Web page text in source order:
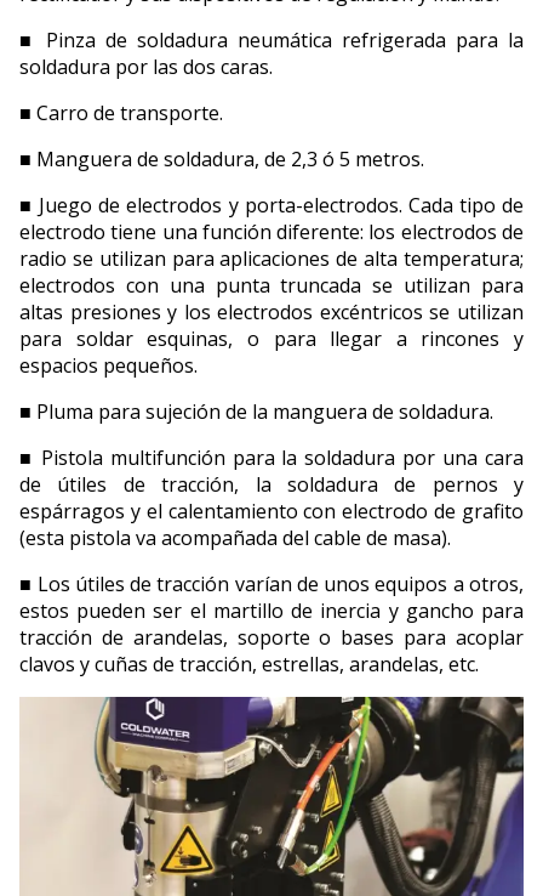
■ Pinza de soldadura neumática refrigerada para la
soldadura por las dos caras.
■ Carro de transporte.
■ Manguera de soldadura, de 2,3 ó 5 metros.
■ Juego de electrodos y porta-electrodos. Cada tipo de
electrodo tiene una función diferente: los electrodos de
radio se utilizan para aplicaciones de alta temperatura;
electrodos con una punta truncada se utilizan para
altas presiones y los electrodos excéntricos se utilizan
para soldar esquinas, o para llegar a rincones y
espacios pequeños.
■ Pluma para sujeción de la manguera de soldadura.
■ Pistola multifunción para la soldadura por una cara
de útiles de tracción, la soldadura de pernos y
espárragos y el calentamiento con electrodo de grafito
(esta pistola va acompañada del cable de masa).
■ Los útiles de tracción varían de unos equipos a otros,
estos pueden ser el martillo de inercia y gancho para
tracción de arandelas, soporte o bases para acoplar
clavos y cuñas de tracción, estrellas, arandelas, etc.